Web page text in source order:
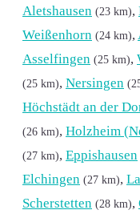
Aletshausen (23 km),
Weißenhorn (24 km),
Asselfingen (25 km),
(25 km), Nersingen
Höchstädt an der
(26 km), Holzheim
(27 km), Eppishausen
Elchingen (27 km),
Scherstetten (28 km),